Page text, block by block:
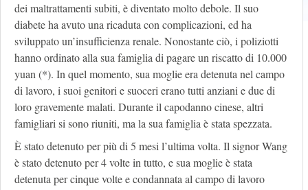
dei maltrattamenti subiti, è diventato molto debole. Il suo
diabete ha avuto una ricaduta con complicazioni, ed ha
sviluppato un’insufficienza renale. Nonostante ciò, i poliziotti
hanno ordinato alla sua famiglia di pagare un riscatto di 10.000
yuan (*). In quel momento, sua moglie era detenuta nel campo
di lavoro, i suoi genitori e suoceri erano tutti anziani e due di
loro gravemente malati. Durante il capodanno cinese, altri
famigliari si sono riuniti, ma la sua famiglia è stata spezzata.
È stato detenuto per più di 5 mesi l’ultima volta. Il signor Wang
è stato detenuto per 4 volte in tutto, e sua moglie è stata
detenuta per cinque volte e condannata al campo di lavoro